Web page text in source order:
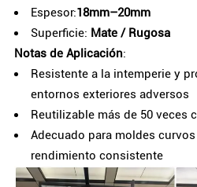
Espesor:18mm–20mm
Superficie: Mate / Rugosa
Notas de Aplicación:
Resistente a la intemperie y
entornos exteriores adversos
Reutilizable más de 50 veces
Adecuado para moldes
rendimiento consistente